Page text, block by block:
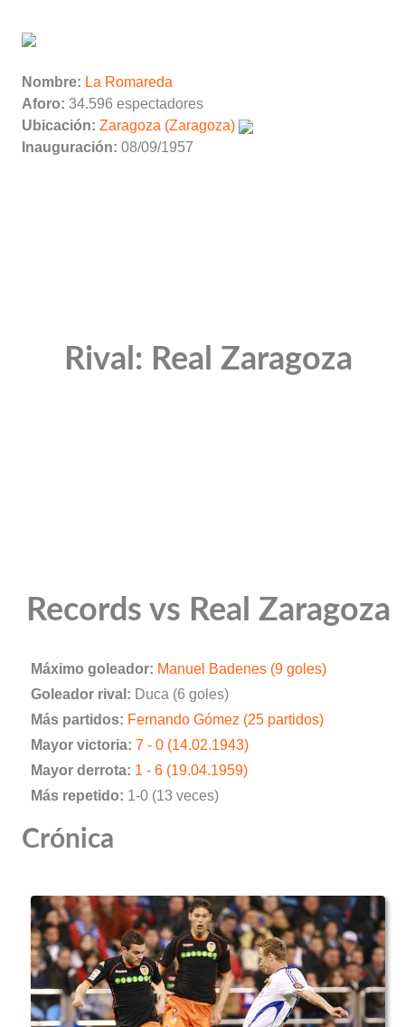
Nombre: La Romareda
Aforo: 34.596 espectadores
Ubicación: Zaragoza (Zaragoza)
Inauguración: 08/09/1957
Rival: Real Zaragoza
Records vs Real Zaragoza
Máximo goleador: Manuel Badenes (9 goles)
Goleador rival: Duca (6 goles)
Más partidos: Fernando Gómez (25 partidos)
Mayor victoria: 7 - 0 (14.02.1943)
Mayor derrota: 1 - 6 (19.04.1959)
Más repetido: 1-0 (13 veces)
Crónica